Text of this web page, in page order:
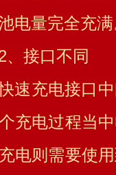
电量完全充满
、接口不同
速充电接口
充电过程当
电则需要使